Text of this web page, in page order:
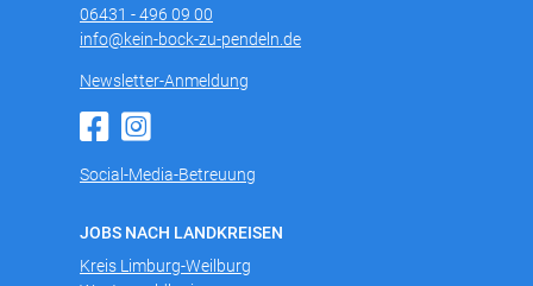
06431 - 496 09 00
info@kein-bock-zu-pendeln.de
Newsletter-Anmeldung
Social-Media-Betreuung
JOBS NACH LANDKREISEN
Kreis Limburg-Weilburg